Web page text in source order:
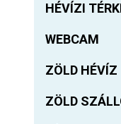
HÉVÍZI
WEBCAM
ZÖLD HÉVÍZ
ZÖLD